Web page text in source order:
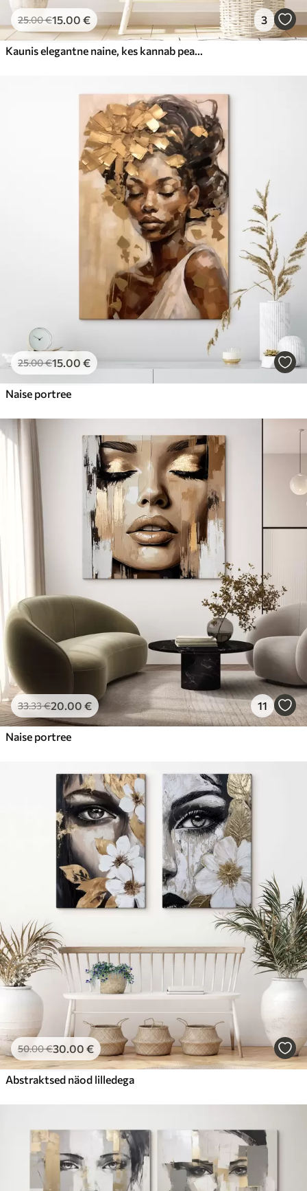
25.00€15.00 € 3
Kaunis elegantne naine, kes kannab peakatet
25.00€15.00 €
Naise portree
33.33€20.00 € 11
Naise portree
50.00€30.00 €
Abstraktsed näod lilledega